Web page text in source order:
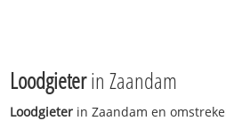
Loodgieterin Zaandam
Loodgieter in Zaandam en